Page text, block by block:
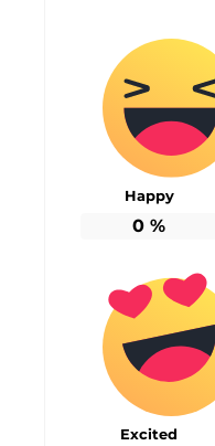
Happy
0 %
Excited